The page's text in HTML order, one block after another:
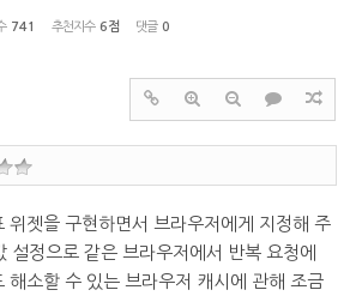
741 추천지수 6점 댓글 0
위젯을 구현하면서 브라우저에게 지정해 주
정으로 같은 브라우저에서 반복 요청에
해소할 수 있는 브라우저 캐시에 관해 조금
스케치북5